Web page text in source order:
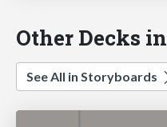
Other Decks
See All in Storyboards